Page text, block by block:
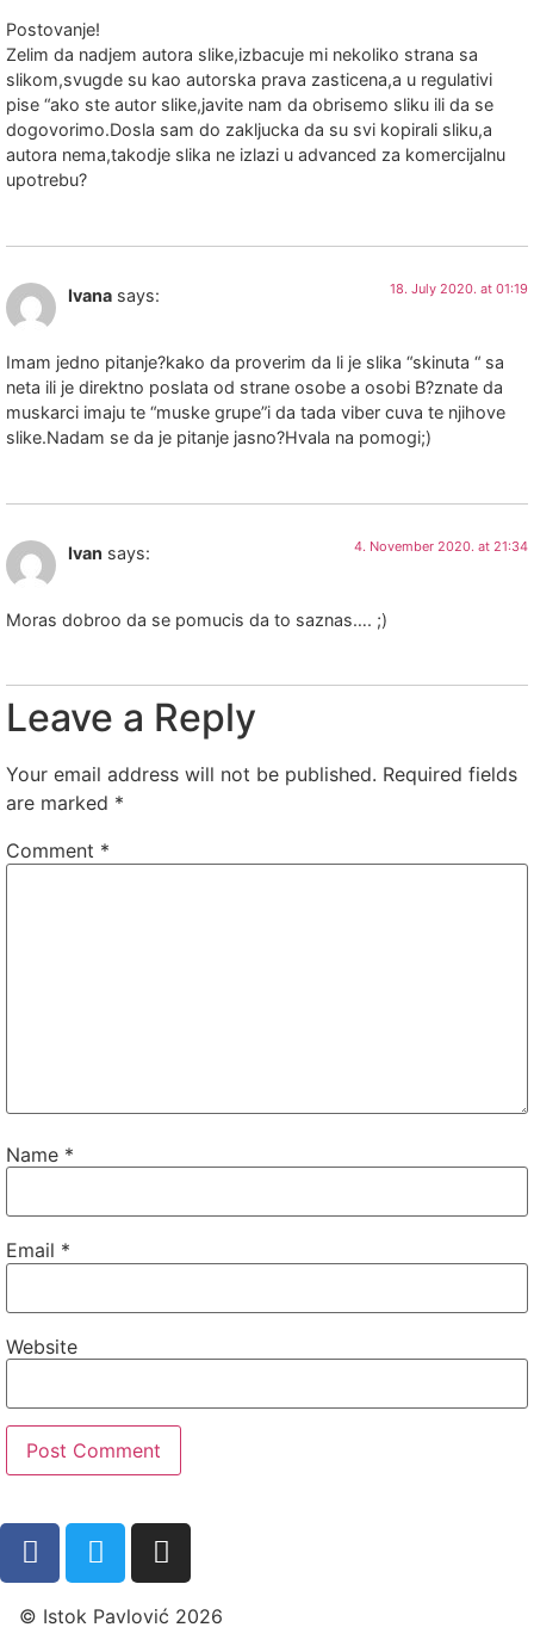
Postovanje!
Zelim da nadjem autora slike,izbacuje mi nekoliko strana sa
slikom,svugde su kao autorska prava zasticena,a u regulativi
pise “ako ste autor slike,javite nam da obrisemo sliku ili da se
dogovorimo.Dosla sam do zakljucka da su svi kopirali sliku,a
autora nema,takodje slika ne izlazi u advanced za komercijalnu
upotrebu?
Ivana says: 18. July 2020. at 01:19
Imam jedno pitanje?kako da proverim da li je slika “skinuta “ sa
neta ili je direktno poslata od strane osobe a osobi B?znate da
muskarci imaju te “muske grupe”i da tada viber cuva te njihove
slike.Nadam se da je pitanje jasno?Hvala na pomogi;)
Ivan says: 4. November 2020. at 21:34
Moras dobroo da se pomucis da to saznas…. ;)
Leave a Reply
Your email address will not be published. Required fields
are marked *
Comment *
Name *
Email *
Website
© Istok Pavlović 2026